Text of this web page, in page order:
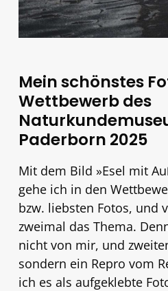
Mein schönstes
Wettbewerb des
Paderborn 2025
Mit dem Bild »Esel mit
gehe ich in den
bzw. liebsten Fotos, und
zweimal das Thema.
nicht von mir, und
sondern ein Repro vom
ich es als aufgeklebte